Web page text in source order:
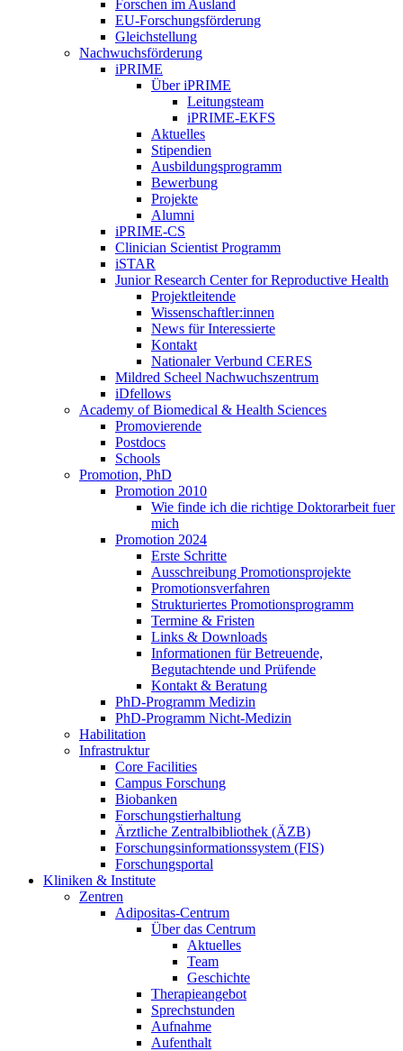
Forschen im Ausland
EU-Forschungsförderung
Gleichstellung
Nachwuchsförderung
iPRIME
Über iPRIME
Leitungsteam
iPRIME-EKFS
Aktuelles
Stipendien
Ausbildungsprogramm
Bewerbung
Projekte
Alumni
iPRIME-CS
Clinician Scientist Programm
iSTAR
Junior Research Center for Reproductive Health
Projektleitende
Wissenschaftler:innen
News für Interessierte
Kontakt
Nationaler Verbund CERES
Mildred Scheel Nachwuchszentrum
iDfellows
Academy of Biomedical & Health Sciences
Promovierende
Postdocs
Schools
Promotion, PhD
Promotion 2010
Wie finde ich die richtige Doktorarbeit fuer
mich
Promotion 2024
Erste Schritte
Ausschreibung Promotionsprojekte
Promotionsverfahren
Strukturiertes Promotionsprogramm
Termine & Fristen
Links & Downloads
Informationen für Betreuende,
Begutachtende und Prüfende
Kontakt & Beratung
PhD-Programm Medizin
PhD-Programm Nicht-Medizin
Habilitation
Infrastruktur
Core Facilities
Campus Forschung
Biobanken
Forschungstierhaltung
Ärztliche Zentralbibliothek (ÄZB)
Forschungsinformationssystem (FIS)
Forschungsportal
Kliniken & Institute
Zentren
Adipositas-Centrum
Über das Centrum
Aktuelles
Team
Geschichte
Therapieangebot
Sprechstunden
Aufnahme
Aufenthalt